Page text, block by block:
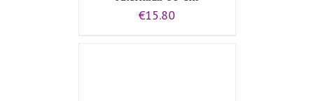
€15.80